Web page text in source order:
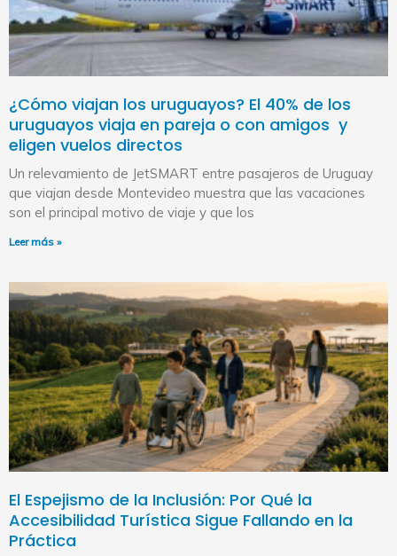
¿Cómo viajan los uruguayos? El 40% de los
uruguayos viaja en pareja o con amigos y
eligen vuelos directos
Un relevamiento de JetSMART entre pasajeros de Uruguay
que viajan desde Montevideo muestra que las vacaciones
son el principal motivo de viaje y que los
Leer más »
El Espejismo de la Inclusión: Por Qué la
Accesibilidad Turística Sigue Fallando en la
Práctica